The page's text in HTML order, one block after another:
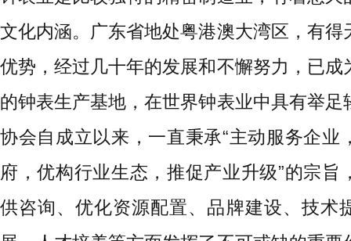
文化内涵。广东省地处粤港澳大湾区，有得
优势，经过几十年的发展和不懈努力，已成
的钟表生产基地，在世界钟表业中具有举足
协会自成立以来，一直秉承“主动服务企业
府，优构行业生态，推促产业升级”的宗旨
供咨询、优化资源配置、品牌建设、技术